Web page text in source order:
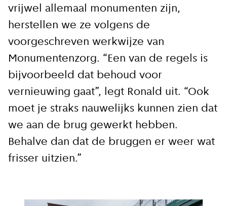
vrijwel allemaal monumenten zijn,
herstellen we ze volgens de
voorgeschreven werkwijze van
Monumentenzorg. “Een van de regels is
bijvoorbeeld dat behoud voor
vernieuwing gaat”, legt Ronald uit. “Ook
moet je straks nauwelijks kunnen zien dat
we aan de brug gewerkt hebben.
Behalve dan dat de bruggen er weer wat
frisser uitzien.”